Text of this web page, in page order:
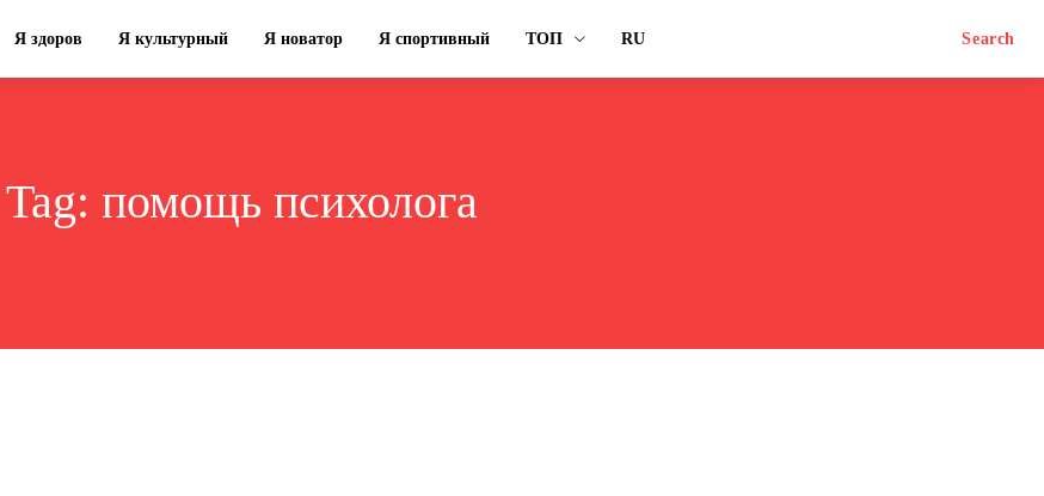
Я здоров Я культурный Я новатор Я спортивный ТОП RU Search
Tag: помощь психолога